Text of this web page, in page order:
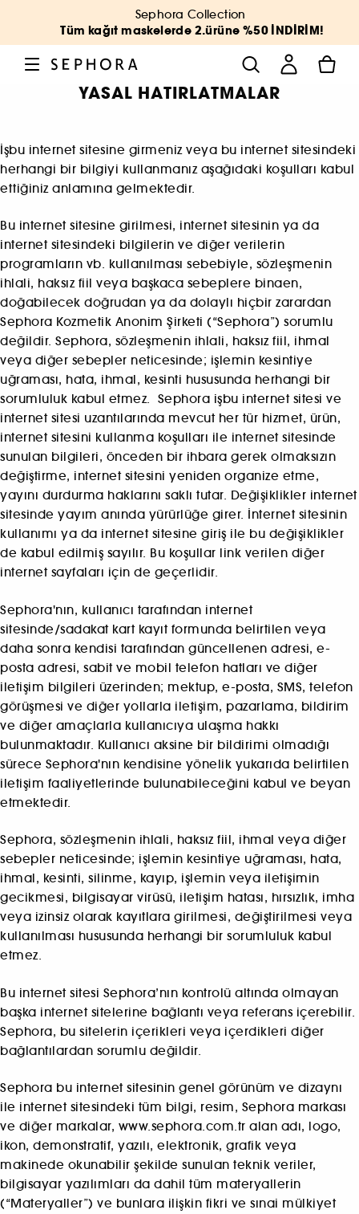
Sephora Collection
Tüm kağıt maskelerde 2.ürüne %50 İNDİRİM!
YASAL HATIRLATMALAR
İşbu internet sitesine girmeniz veya bu internet sitesindeki
herhangi bir bilgiyi kullanmanız aşağıdaki koşulları kabul
ettiğiniz anlamına gelmektedir.
Bu internet sitesine girilmesi, internet sitesinin ya da
internet sitesindeki bilgilerin ve diğer verilerin
programların vb. kullanılması sebebiyle, sözleşmenin
ihlali, haksız fiil veya başkaca sebeplere binaen,
doğabilecek doğrudan ya da dolaylı hiçbir zarardan
Sephora Kozmetik Anonim Şirketi (“Sephora”) sorumlu
değildir. Sephora, sözleşmenin ihlali, haksız fiil, ihmal
veya diğer sebepler neticesinde; işlemin kesintiye
uğraması, hata, ihmal, kesinti hususunda herhangi bir
sorumluluk kabul etmez. Sephora işbu internet sitesi ve
internet sitesi uzantılarında mevcut her tür hizmet, ürün,
internet sitesini kullanma koşulları ile internet sitesinde
sunulan bilgileri, önceden bir ihbara gerek olmaksızın
değiştirme, internet sitesini yeniden organize etme,
yayını durdurma haklarını saklı tutar. Değişiklikler internet
sitesinde yayım anında yürürlüğe girer. İnternet sitesinin
kullanımı ya da internet sitesine giriş ile bu değişiklikler
de kabul edilmiş sayılır. Bu koşullar link verilen diğer
internet sayfaları için de geçerlidir.
Sephora'nın, kullanıcı tarafından internet
sitesinde/sadakat kart kayıt formunda belirtilen veya
daha sonra kendisi tarafından güncellenen adresi, e-
posta adresi, sabit ve mobil telefon hatları ve diğer
iletişim bilgileri üzerinden; mektup, e-posta, SMS, telefon
görüşmesi ve diğer yollarla iletişim, pazarlama, bildirim
ve diğer amaçlarla kullanıcıya ulaşma hakkı
bulunmaktadır. Kullanıcı aksine bir bildirimi olmadığı
sürece Sephora'nın kendisine yönelik yukarıda belirtilen
iletişim faaliyetlerinde bulunabileceğini kabul ve beyan
etmektedir.
Sephora, sözleşmenin ihlali, haksız fiil, ihmal veya diğer
sebepler neticesinde; işlemin kesintiye uğraması, hata,
ihmal, kesinti, silinme, kayıp, işlemin veya iletişimin
gecikmesi, bilgisayar virüsü, iletişim hatası, hırsızlık, imha
veya izinsiz olarak kayıtlara girilmesi, değiştirilmesi veya
kullanılması hususunda herhangi bir sorumluluk kabul
etmez.
Bu internet sitesi Sephora’nın kontrolü altında olmayan
başka internet sitelerine bağlantı veya referans içerebilir.
Sephora, bu sitelerin içerikleri veya içerdikleri diğer
bağlantılardan sorumlu değildir.
Sephora bu internet sitesinin genel görünüm ve dizaynı
ile internet sitesindeki tüm bilgi, resim, Sephora markası
ve diğer markalar, www.sephora.com.tr alan adı, logo,
ikon, demonstratif, yazılı, elektronik, grafik veya
makinede okunabilir şekilde sunulan teknik veriler,
bilgisayar yazılımları da dahil tüm materyallerin
(“Materyaller”) ve bunlara ilişkin fikri ve sınai mülkiyet